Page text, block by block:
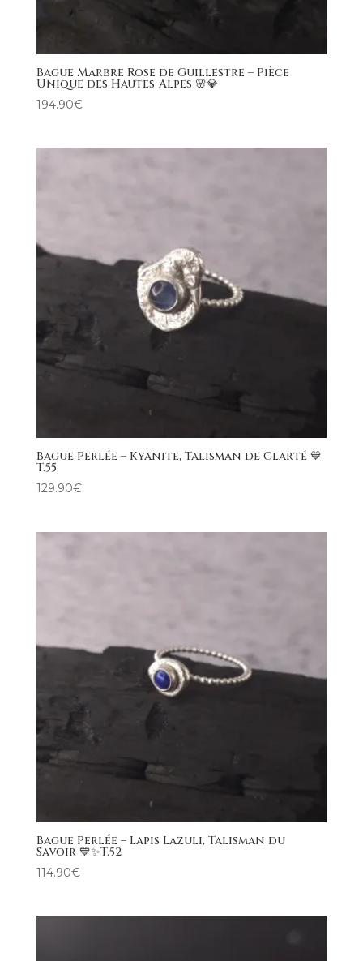
Bague Marbre Rose de Guillestre – Pièce
Unique des Hautes-Alpes 🌸💎
194.90€
Bague Perlée – Kyanite, Talisman de Clarté 💙
T.55
129.90€
Bague Perlée – Lapis Lazuli, Talisman du
Savoir 💙✨T.52
114.90€